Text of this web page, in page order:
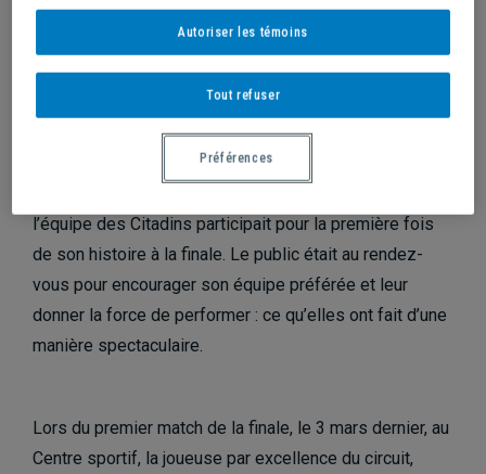
Après avoir remporté le championnat de la saison
régulière, l’équipe féminine de volleyball a continué sur
sa lancée en défaisant le Vert & Or de l’Université de
Sherbrooke en demi-finale et les Martlets de
l’Université McGill en finale.
l’équipe des Citadins participait pour la première fois
de son histoire à la finale. Le public était au rendez-
vous pour encourager son équipe préférée et leur
donner la force de performer : ce qu’elles ont fait d’une
manière spectaculaire.
Lors du premier match de la finale, le 3 mars dernier, au
Centre sportif, la joueuse par excellence du circuit,
Tout refuser
Autoriser les témoins
Préférences